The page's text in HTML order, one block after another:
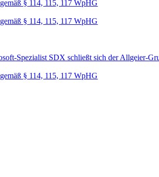
§ 114, 115, 117 WpHG
§ 114, 115, 117 WpHG
Spezialist SDX schließt sich der Allgeier-
§ 114, 115, 117 WpHG